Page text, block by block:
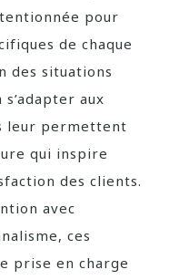
pour
de chaque
des situations
aux
leur permettent
qui inspire
des clients.
avec
ces
prise en charge